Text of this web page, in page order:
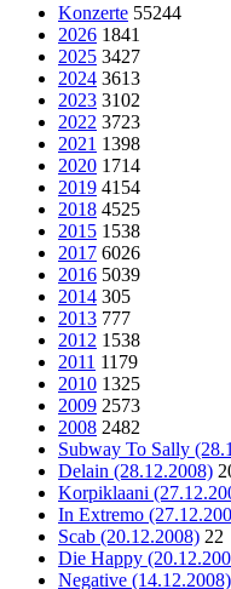
Konzerte 55244
2026 1841
2025 3427
2024 3613
2023 3102
2022 3723
2021 1398
2020 1714
2019 4154
2018 4525
2015 1538
2017 6026
2016 5039
2014 305
2013 777
2012 1538
2011 1179
2010 1325
2009 2573
2008 2482
Subway To Sally
Delain (28.12.2008)
Korpiklaani
In Extremo
Scab (20.12.2008) 22
Die Happy
Negative (14.12.2008)